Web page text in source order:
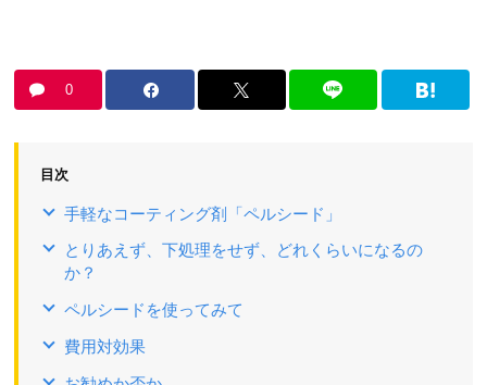
0
目次
手軽なコーティング剤「ペルシード」
とりあえず、下処理をせず、どれくらいになるの
か？
ペルシードを使ってみて
費用対効果